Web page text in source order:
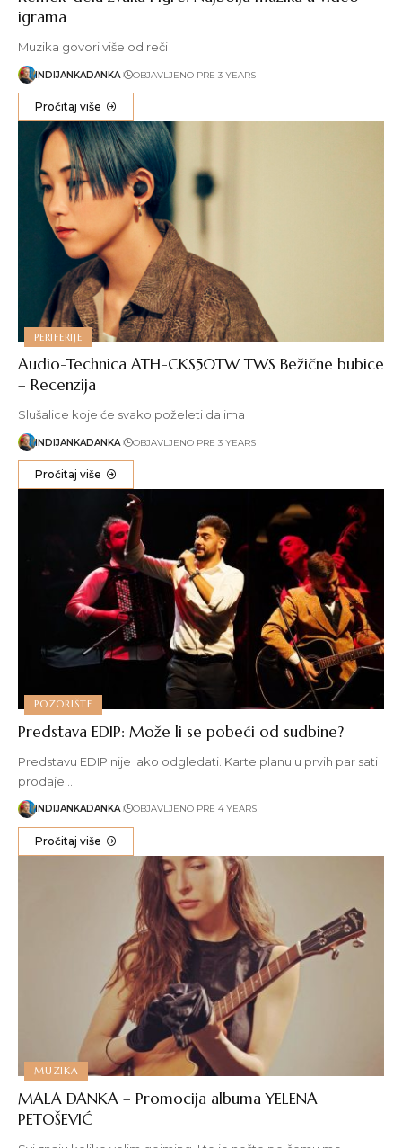
igrama
Muzika govori više od reči
INDIJANKADANKA OBJAVLJENO PRE 3 YEARS
Pročitaj više
PERIFERIJE
Audio-Technica ATH-CKS50TW TWS Bežične bubice
– Recenzija
Slušalice koje će svako poželeti da ima
INDIJANKADANKA OBJAVLJENO PRE 3 YEARS
Pročitaj više
POZORIŠTE
Predstava EDIP: Može li se pobeći od sudbine?
Predstavu EDIP nije lako odgledati. Karte planu u prvih par sati
prodaje.…
INDIJANKADANKA OBJAVLJENO PRE 4 YEARS
Pročitaj više
MUZIKA
MALA DANKA – Promocija albuma YELENA
PETOŠEVIĆ